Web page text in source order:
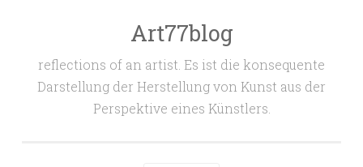
Art77blog
reflections of an artist. Es ist die konsequente
Darstellung der Herstellung von Kunst aus der
Perspektive eines Künstlers.